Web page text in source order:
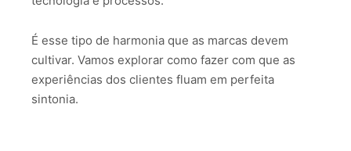
É esse tipo de harmonia que as marcas devem
cultivar. Vamos explorar como fazer com que as
experiências dos clientes fluam em perfeita
sintonia.